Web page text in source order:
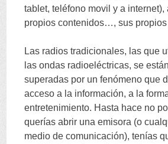
tablet,teléfono movil y a internet),
propios contenidos…,sus
Las radios tradicionales, las que
las ondas radioeléctricas,se
superadas por un fenómeno que
acceso a la información,a la
entretenimiento. Hasta hace no
querías abrir una emisora (o
medio de comunicación),tenías